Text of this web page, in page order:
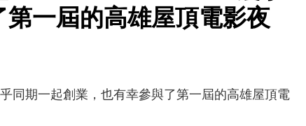
一屆的高雄屋頂電影夜